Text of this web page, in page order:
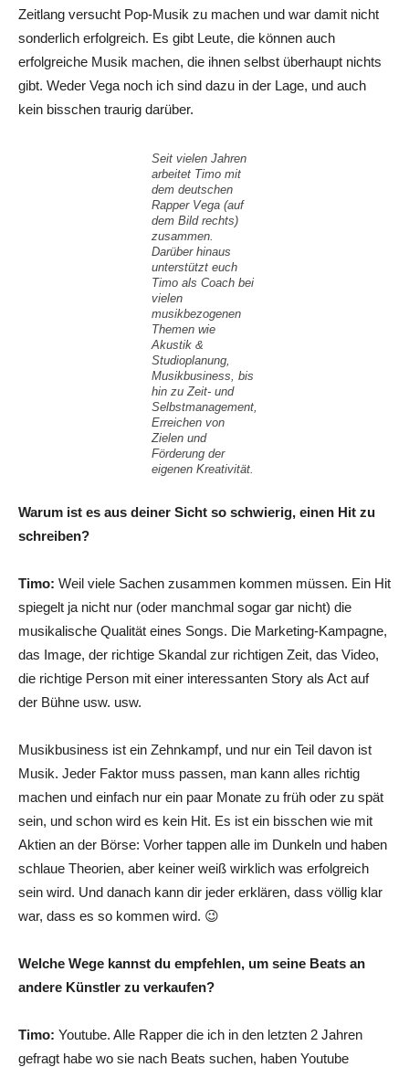
Zeitlang versucht Pop-Musik zu machen und war damit nicht
sonderlich erfolgreich. Es gibt Leute, die können auch
erfolgreiche Musik machen, die ihnen selbst überhaupt nichts
gibt. Weder Vega noch ich sind dazu in der Lage, und auch
kein bisschen traurig darüber.
Seit vielen Jahren
arbeitet Timo mit
dem deutschen
Rapper Vega (auf
dem Bild rechts)
zusammen.
Darüber hinaus
unterstützt euch
Timo als Coach bei
vielen
musikbezogenen
Themen wie
Akustik &
Studioplanung,
Musikbusiness, bis
hin zu Zeit- und
Selbstmanagement,
Erreichen von
Zielen und
Förderung der
eigenen Kreativität.
Warum ist es aus deiner Sicht so schwierig, einen Hit zu
schreiben?
Timo: Weil viele Sachen zusammen kommen müssen. Ein Hit
spiegelt ja nicht nur (oder manchmal sogar gar nicht) die
musikalische Qualität eines Songs. Die Marketing-Kampagne,
das Image, der richtige Skandal zur richtigen Zeit, das Video,
die richtige Person mit einer interessanten Story als Act auf
der Bühne usw. usw.
Musikbusiness ist ein Zehnkampf, und nur ein Teil davon ist
Musik. Jeder Faktor muss passen, man kann alles richtig
machen und einfach nur ein paar Monate zu früh oder zu spät
sein, und schon wird es kein Hit. Es ist ein bisschen wie mit
Aktien an der Börse: Vorher tappen alle im Dunkeln und haben
schlaue Theorien, aber keiner weiß wirklich was erfolgreich
sein wird. Und danach kann dir jeder erklären, dass völlig klar
war, dass es so kommen wird. 😉
Welche Wege kannst du empfehlen, um seine Beats an
andere Künstler zu verkaufen?
Timo: Youtube. Alle Rapper die ich in den letzten 2 Jahren
gefragt habe wo sie nach Beats suchen, haben Youtube